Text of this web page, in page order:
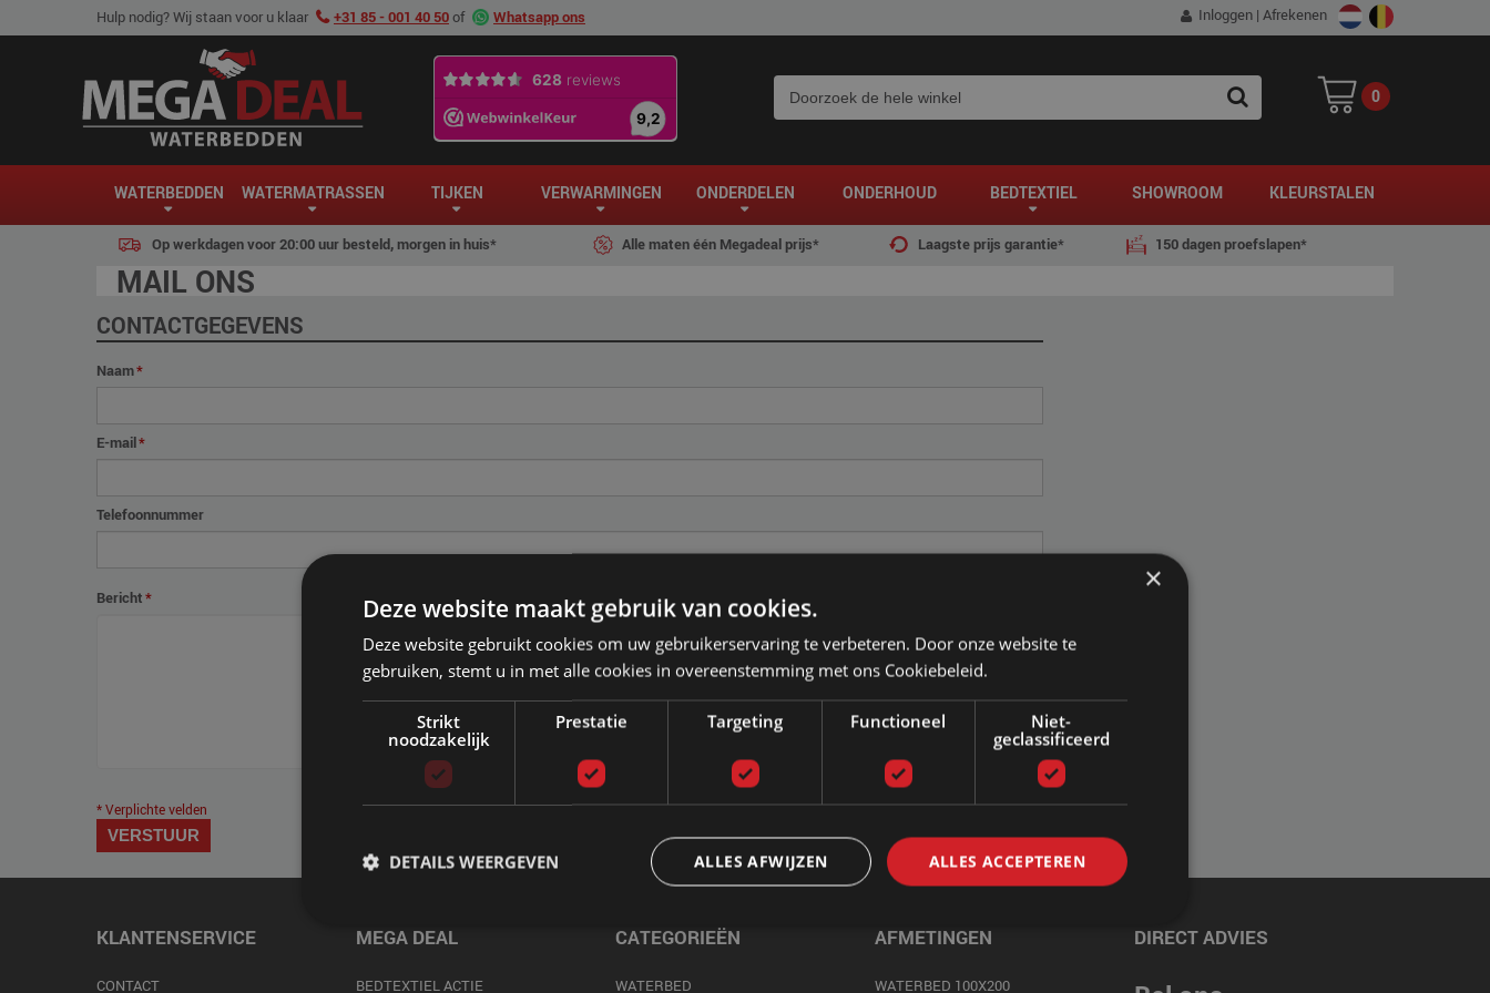
Hulp nodig? Wij staan voor u klaar +31 85 - 001 40 50of Whatsapp ons Inloggen | Afrekenen
0
SEARCH
WATERBEDDEN WATERMATRASSEN TIJKEN VERWARMINGEN ONDERDELEN ONDERHOUD BEDTEXTIEL SHOWROOM KLEURSTALEN
Op werkdagen voor 20:00 uur besteld, morgen in huis* Alle maten één Megadeal prijs* Laagste prijs garantie* 150 dagen proefslapen*
MAIL ONS
CONTACTGEGEVENS
*
Naam
*
E-mail
Telefoonnummer
*
Bericht
* Verplichte velden
VERSTUUR
KLANTENSERVICE
CONTACT
MEGA DEAL
BEDTEXTIEL ACTIE
CATEGORIEËN
WATERBED
AFMETINGEN
WATERBED 100X200
DIRECT ADVIES
×
Deze website maakt gebruik van cookies.
Deze website gebruikt cookies om uw gebruikerservaring te verbeteren. Door onze website te
gebruiken, stemt u in met alle cookies in overeenstemming met ons Cookiebeleid.
Strikt
noodzakelijk
Prestatie Targeting Functioneel
Niet-
geclassificeerd
ALLES ACCEPTEREN
ALLES AFWIJZEN
DETAILS WEERGEVEN